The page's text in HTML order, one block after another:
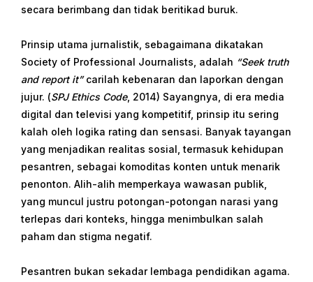
secara berimbang dan tidak beritikad buruk.
Prinsip utama jurnalistik, sebagaimana dikatakan
Society of Professional Journalists, adalah “Seek truth
and report it”carilah kebenaran dan laporkan dengan
jujur. (SPJ Ethics Code, 2014) Sayangnya, di era media
digital dan televisi yang kompetitif, prinsip itu sering
kalah oleh logika rating dan sensasi. Banyak tayangan
yang menjadikan realitas sosial, termasuk kehidupan
pesantren, sebagai komoditas konten untuk menarik
penonton. Alih-alih memperkaya wawasan publik,
yang muncul justru potongan-potongan narasi yang
terlepas dari konteks, hingga menimbulkan salah
paham dan stigma negatif.
Pesantren bukan sekadar lembaga pendidikan agama.